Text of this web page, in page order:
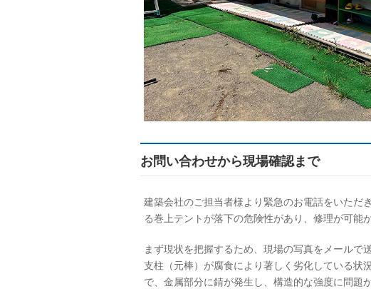
お問い合わせから現場確認まで
建築会社のご担当者様より緊急のお電話をいただ
る巻上テントが落下の危険性があり、修理が可能
まず現状を把握するため、現場の写真をメールで
支柱（元棒）が腐食により著しく劣化している状
で、金属部分に錆が発生し、構造的な強度に問題